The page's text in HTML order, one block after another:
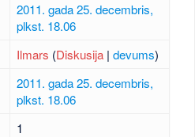
2011. gada 25. decembris,
plkst. 18.06
Ilmars (Diskusija| devums)
2011. gada 25. decembris,
plkst. 18.06
1